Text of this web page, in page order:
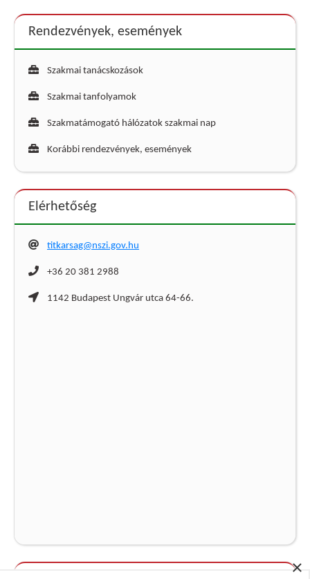
×
Rendezvények, események
Szakmai tanácskozások
Szakmai tanfolyamok
Szakmatámogató hálózatok szakmai nap
Korábbi rendezvények, események
Elérhetőség
titkarsag@nszi.gov.hu
+36 20 381 2988
1142 Budapest Ungvár utca 64-66.